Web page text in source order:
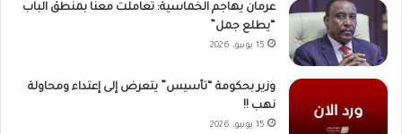
عرمان يهاجم الخماسية: تعاملت معنا بمنطق الباب
“يطلع جمل”
15 يونيو، 2026
وزير بحكومة “تأسيس” يتعرض إلى إعتداء ومحاولة
نهب !!
15 يونيو، 2026